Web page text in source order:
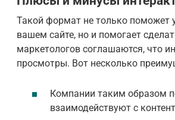
Такой формат не только поможет
вашем сайте, но и помогает
маркетологов соглашаются, что
просмотры. Вот несколько
Компании таким образом
взаимодействуют с